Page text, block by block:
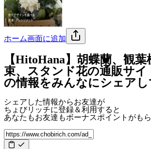
ホーム画面に追加
【HitoHana】胡蝶蘭、観
束、スタンド花の通販サイ
の情報をみんなにシェアし
シェアした情報からお友達が
ちょびリッチに登録＆利用すると
あなたもお友達もボーナスポイント がも